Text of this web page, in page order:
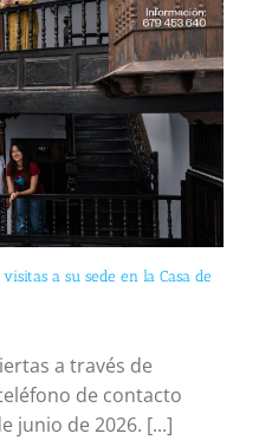
a su sede en la Casa de
a través de
de contacto
junio de 2026. [...]